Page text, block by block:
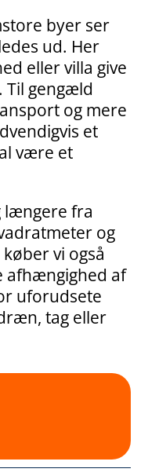
byer ser
ud. Her
eller villa give
Til gengæld
og mere
et
være et
fra
og
vi også
afhængighed af
uforudsete
tag eller